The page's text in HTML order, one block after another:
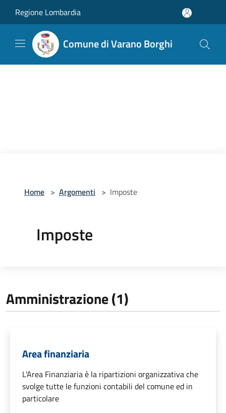
Regione Lombardia
Comune di Varano Borghi
Home > Argomenti > Imposte
Imposte
Amministrazione (1)
Area finanziaria
L'Area Finanziaria è la ripartizioni organizzativa che
svolge tutte le funzioni contabili del comune ed in
particolare